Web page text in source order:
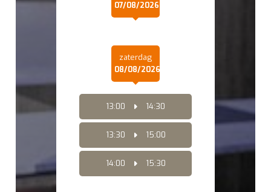
07/08/2026
zaterdag
08/08/2026
13:00 14:30
13:30 15:00
14:00 15:30